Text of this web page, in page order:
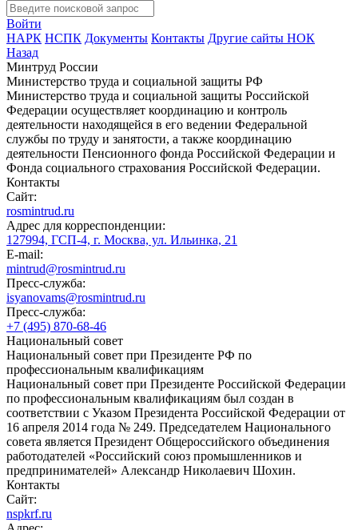
Войти
НАРК НСПК Документы Контакты Другие сайты НОК
Назад
Минтруд России
Министерство труда и социальной защиты РФ
Министерство труда и социальной защиты Российской
Федерации осуществляет координацию и контроль
деятельности находящейся в его ведении Федеральной
службы по труду и занятости, а также координацию
деятельности Пенсионного фонда Российской Федерации и
Фонда социального страхования Российской Федерации.
Контакты
Сайт:
rosmintrud.ru
Адрес для корреспонденции:
127994, ГСП-4, г. Москва, ул. Ильинка, 21
E-mail:
mintrud@rosmintrud.ru
Пресс-служба:
isyanovams@rosmintrud.ru
Пресс-служба:
+7 (495) 870-68-46
Национальный совет
Национальный совет при Президенте РФ по
профессиональным квалификациям
Национальный совет при Президенте Российской Федерации
по профессиональным квалификациям был создан в
соответствии с Указом Президента Российской Федерации от
16 апреля 2014 года № 249. Председателем Национального
совета является Президент Общероссийского объединения
работодателей «Российский союз промышленников и
предпринимателей» Александр Николаевич Шохин.
Контакты
Сайт:
nspkrf.ru